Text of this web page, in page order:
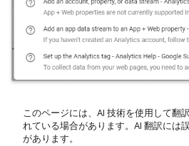
このページには、AI 技術を使用して翻
れている場合があります。AI 翻訳には
があります。